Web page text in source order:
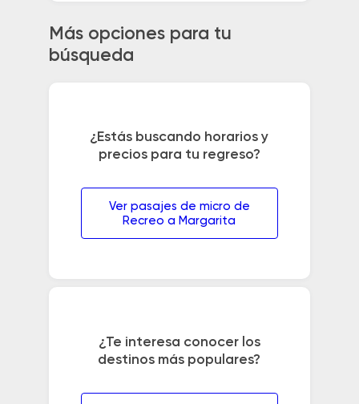
Más opciones para tu
búsqueda
¿Estás buscando horarios y
precios para tu regreso?
Ver pasajes de micro de
Recreo a Margarita
¿Te interesa conocer los
destinos más populares?